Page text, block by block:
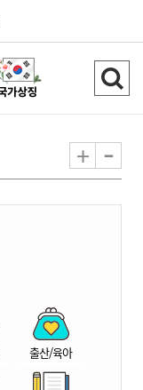
검
색
기
+ -
출산/육아